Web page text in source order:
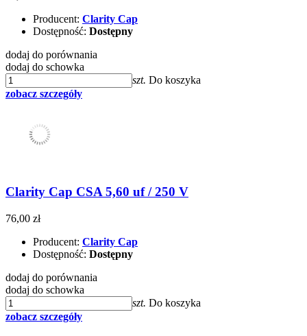
Producent: Clarity Cap
Dostępność: Dostępny
dodaj do porównania
dodaj do schowka
szt. Do koszyka
zobacz szczegóły
Clarity Cap CSA 5,60 uf / 250 V
76,00 zł
Producent: Clarity Cap
Dostępność: Dostępny
dodaj do porównania
dodaj do schowka
szt. Do koszyka
zobacz szczegóły